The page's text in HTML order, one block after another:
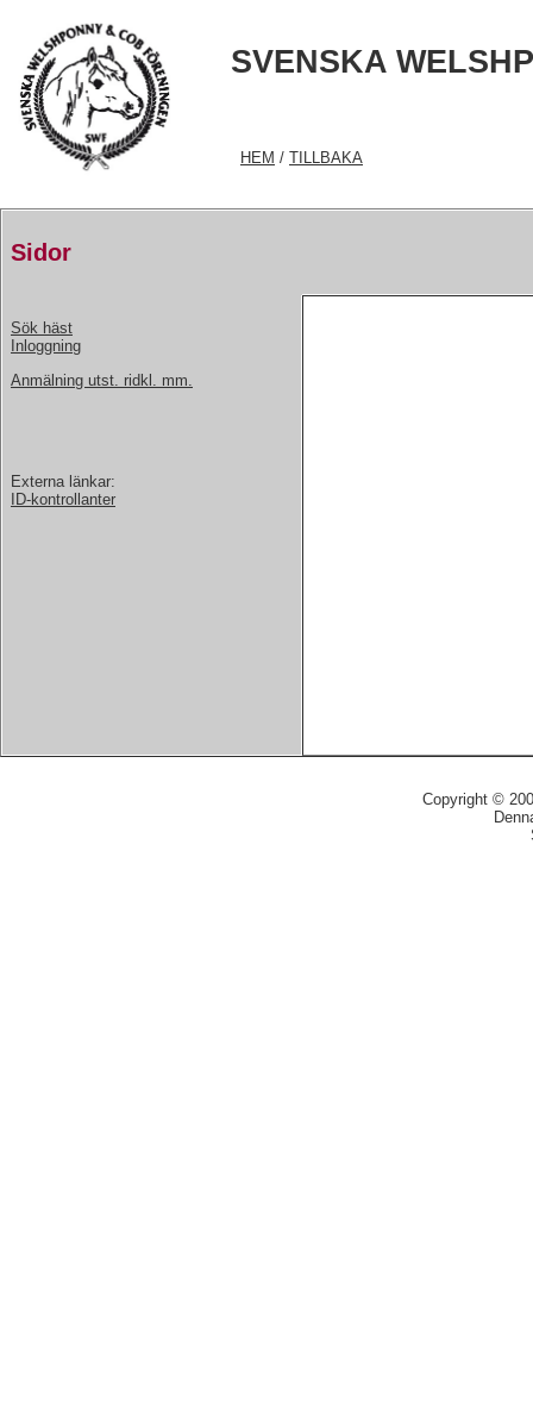
SVENSKA
HEM / TILLBAKA
Sidor
Sök häst
Inloggning
Anmälning utst. ridkl. mm.
Externa länkar:
ID-kontrollanter
Copyright ©